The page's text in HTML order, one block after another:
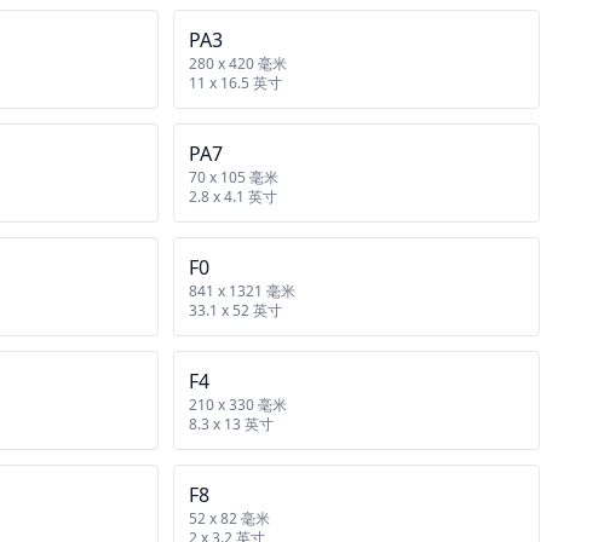
PA3
280 x 420 毫米
11 x 16.5 英寸
PA7
70 x 105 毫米
2.8 x 4.1 英寸
F0
841 x 1321 毫米
33.1 x 52 英寸
F4
210 x 330 毫米
8.3 x 13 英寸
F8
52 x 82 毫米
2 x 3.2 英寸